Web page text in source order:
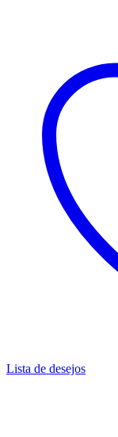
Lista de desejos